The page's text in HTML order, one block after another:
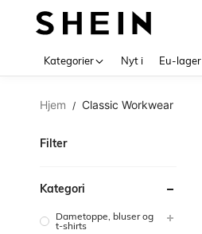
Kategorier Nyt i Eu-lager
Hjem / Classic Workwear
Filter
Kategori
Dametoppe, bluser og
t-shirts